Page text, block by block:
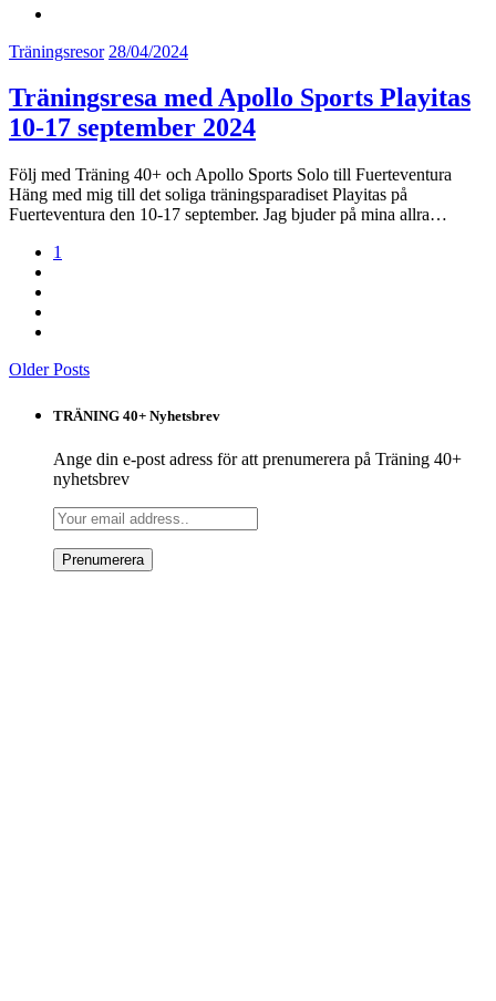
Träningsresor 28/04/2024
Träningsresa med Apollo Sports Playitas
10-17 september 2024
Följ med Träning 40+ och Apollo Sports Solo till Fuerteventura
Häng med mig till det soliga träningsparadiset Playitas på
Fuerteventura den 10-17 september. Jag bjuder på mina allra…
1
Older Posts
TRÄNING 40+ Nyhetsbrev
Ange din e-post adress för att prenumerera på Träning 40+
nyhetsbrev